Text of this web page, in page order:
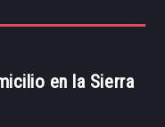
en la Sierra